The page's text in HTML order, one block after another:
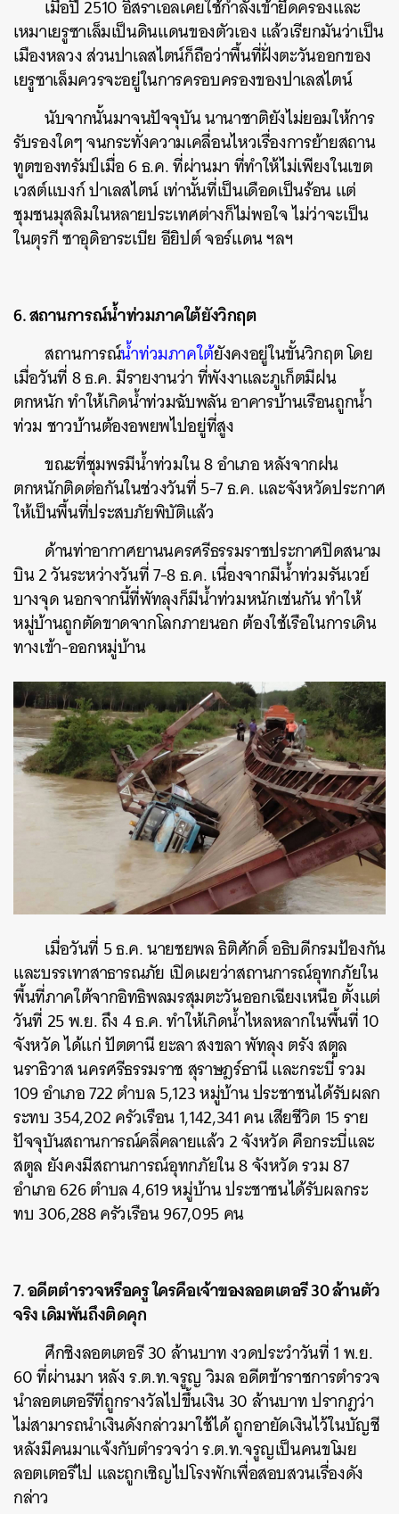
เมื่อปี 2510 อิสราเอลเคยใช้กำลังเข้ายึดครองและ
เหมาเยรูซาเล็มเป็นดินแดนของตัวเอง แล้วเรียกมันว่าเป็น
เมืองหลวง ส่วนปาเลสไตน์ก็ถือว่าพื้นที่ฝั่งตะวันออกของ
เยรูซาเล็มควรจะอยู่ในการครอบครองของปาเลสไตน์
นับจากนั้นมาจนปัจจุบัน นานาชาติยังไม่ยอมให้การ
รับรองใดๆ จนกระทั่งความเคลื่อนไหวเรื่องการย้ายสถาน
ทูตของทรัมป์เมื่อ 6 ธ.ค. ที่ผ่านมา ที่ทำให้ไม่เพียงในเขต
เวสต์แบงก์ ปาเลสไตน์ เท่านั้นที่เป็นเดือดเป็นร้อน แต่
ชุมชนมุสลิมในหลายประเทศต่างก็ไม่พอใจ ไม่ว่าจะเป็น
ในตุรกี ซาอุดิอาระเบีย อียิปต์ จอร์แดน ฯลฯ
6. สถานการณ์น้ำท่วมภาคใต้ยังวิกฤต
สถานการณ์น้ำท่วมภาคใต้ยังคงอยู่ในขั้นวิกฤต โดย
เมื่อวันที่ 8 ธ.ค. มีรายงานว่า ที่พังงาและภูเก็ตมีฝน
ตกหนัก ทำให้เกิดน้ำท่วมฉับพลัน อาคารบ้านเรือนถูกน้ำ
ท่วม ชาวบ้านต้องอพยพไปอยู่ที่สูง
ขณะที่ชุมพรมีน้ำท่วมใน 8 อำเภอ หลังจากฝน
ตกหนักติดต่อกันในช่วงวันที่ 5-7 ธ.ค. และจังหวัดประกาศ
ให้เป็นพื้นที่ประสบภัยพิบัติแล้ว
ด้านท่าอากาศยานนครศรีธรรมราชประกาศปิดสนาม
บิน 2 วันระหว่างวันที่ 7-8 ธ.ค. เนื่องจากมีน้ำท่วมรันเวย์
บางจุด นอกจากนี้ที่พัทลุงก็มีน้ำท่วมหนักเช่นกัน ทำให้
หมู่บ้านถูกตัดขาดจากโลกภายนอก ต้องใช้เรือในการเดิน
ทางเข้า-ออกหมู่บ้าน
เมื่อวันที่ 5 ธ.ค. นายชยพล ธิติศักดิ์ อธิบดีกรมป้องกัน
และบรรเทาสาธารณภัย เปิดเผยว่าสถานการณ์อุทกภัยใน
พื้นที่ภาคใต้จากอิทธิพลมรสุมตะวันออกเฉียงเหนือ ตั้งแต่
วันที่ 25 พ.ย. ถึง 4 ธ.ค. ทำให้เกิดน้ำไหลหลากในพื้นที่ 10
จังหวัด ได้แก่ ปัตตานี ยะลา สงขลา พัทลุง ตรัง สตูล
นราธิวาส นครศรีธรรมราช สุราษฎร์ธานี และกระบี่ รวม
109 อำเภอ 722 ตำบล 5,123 หมู่บ้าน ประชาชนได้รับผลก
ระทบ 354,202 ครัวเรือน 1,142,341 คน เสียชีวิต 15 ราย
ปัจจุบันสถานการณ์คลี่คลายแล้ว 2 จังหวัด คือกระบี่และ
สตูล ยังคงมีสถานการณ์อุทกภัยใน 8 จังหวัด รวม 87
อำเภอ 626 ตำบล 4,619 หมู่บ้าน ประชาชนได้รับผลกระ
ทบ 306,288 ครัวเรือน 967,095 คน
7. อดีตตำรวจหรือครู ใครคือเจ้าของลอตเตอรี 30 ล้านตัว
จริง เดิมพันถึงติดคุก
ศึกชิงลอตเตอรี 30 ล้านบาท งวดประวำวันที่ 1 พ.ย.
60 ที่ผ่านมา หลัง ร.ต.ท.จรูญ วิมล อดีตข้าราชการตำรวจ
นำลอตเตอรีที่ถูกรางวัลไปขึ้นเงิน 30 ล้านบาท ปรากฎว่า
ไม่สามารถนำเงินดังกล่าวมาใช้ได้ ถูกอายัดเงินไว้ในบัญชี
หลังมีคนมาแจ้งกับตำรวจว่า ร.ต.ท.จรูญเป็นคนขโมย
ลอตเตอรีไป และถูกเชิญไปโรงพักเพื่อสอบสวนเรื่องดัง
กล่าว
SHARE TWEET LINE EMAIL